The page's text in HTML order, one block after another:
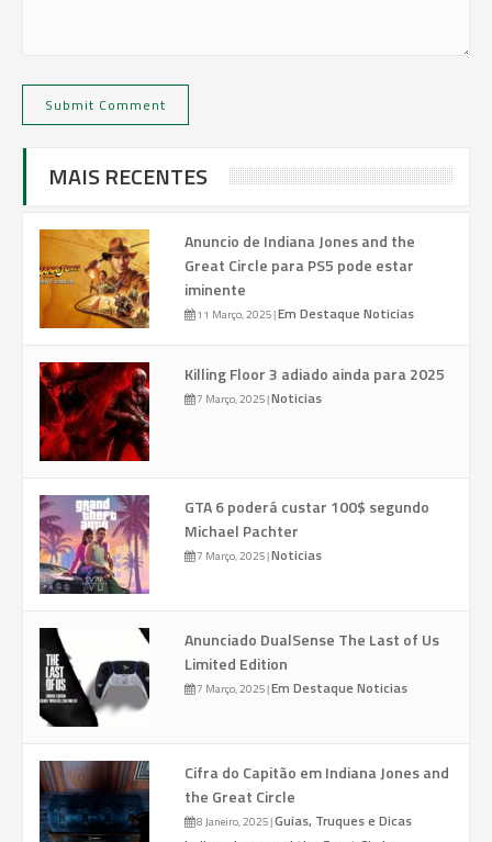
MAIS RECENTES
Anuncio de Indiana Jones and the
Great Circle para PS5 pode estar
iminente
11 Março, 2025|Em Destaque Noticias
Killing Floor 3 adiado ainda para 2025
7 Março, 2025|Noticias
GTA 6 poderá custar 100$ segundo
Michael Pachter
7 Março, 2025|Noticias
Anunciado DualSense The Last of Us
Limited Edition
7 Março, 2025|Em Destaque Noticias
Cifra do Capitão em Indiana Jones and
the Great Circle
8 Janeiro, 2025|Guias, Truques e Dicas